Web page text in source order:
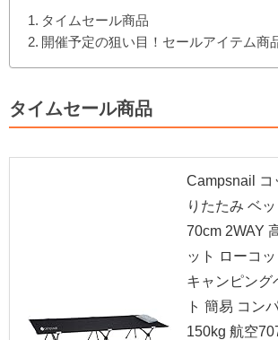
タイムセール商品
開催予定の狙い目！セールアイテム商
タイムセール商品
Campsnail コ
りたたみ ベ
70cm 2WAY
ット ローコ
キャンピング
ト 簡易 コン
150kg 航空